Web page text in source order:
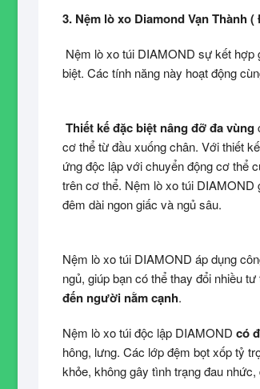
3. Nệm lò xo Diamond Vạn Thành
Nệm lò xo túi DIAMOND sự kết hợp
biệt. Các tính năng này hoạt động
Thiết kế đặc biệt nâng đỡ đa vùng
cơ thể từ đầu xuống chân. Với thiết
ứng độc lập với chuyển động cơ thể
trên cơ thể. Nệm lò xo túi
đêm dài ngon giấc và ngủ sâu.
Nệm lò xo túi DIAMOND áp dụng
ngủ, giúp bạn có thể thay đổi nhiều
đến người nằm cạnh.
Nệm lò xo túi độc lập DIAMOND có
hông, lưng. Các lớp đệm bọt xốp tỷ
khỏe, không gây tình trạng đau